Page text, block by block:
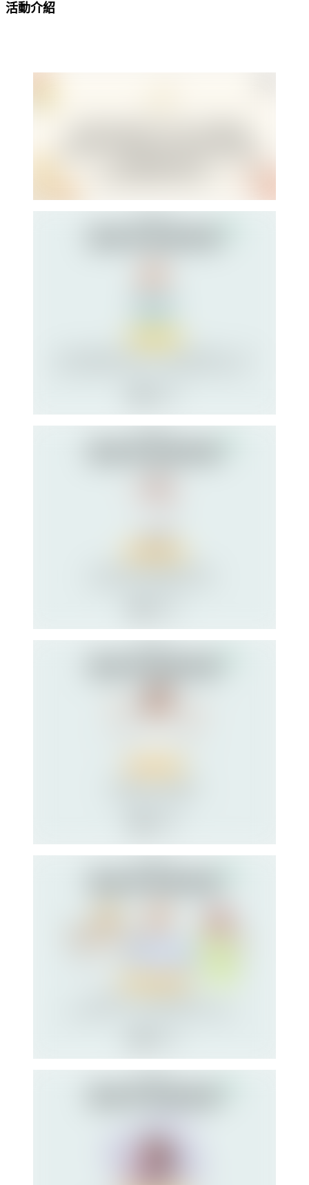
活動介紹